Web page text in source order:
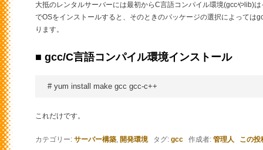
大抵のレンタルサーバーには最初からC言語コンパイル環境(gccやlib)
でOSをインストールすると、そのときのパッケージの選択によっては
ります。
■ gcc/C言語コンパイル環境インストール
これだけです。
カテゴリー: サーバー構築 開発環境 タグ: gcc 作成者: 管理人 この投